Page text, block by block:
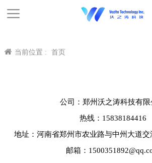
当前位置 : 首页
公司：郑州沃之涛科技有限
热线：15838184416
地址：河南省郑州市农业路与中州大道交
邮箱：